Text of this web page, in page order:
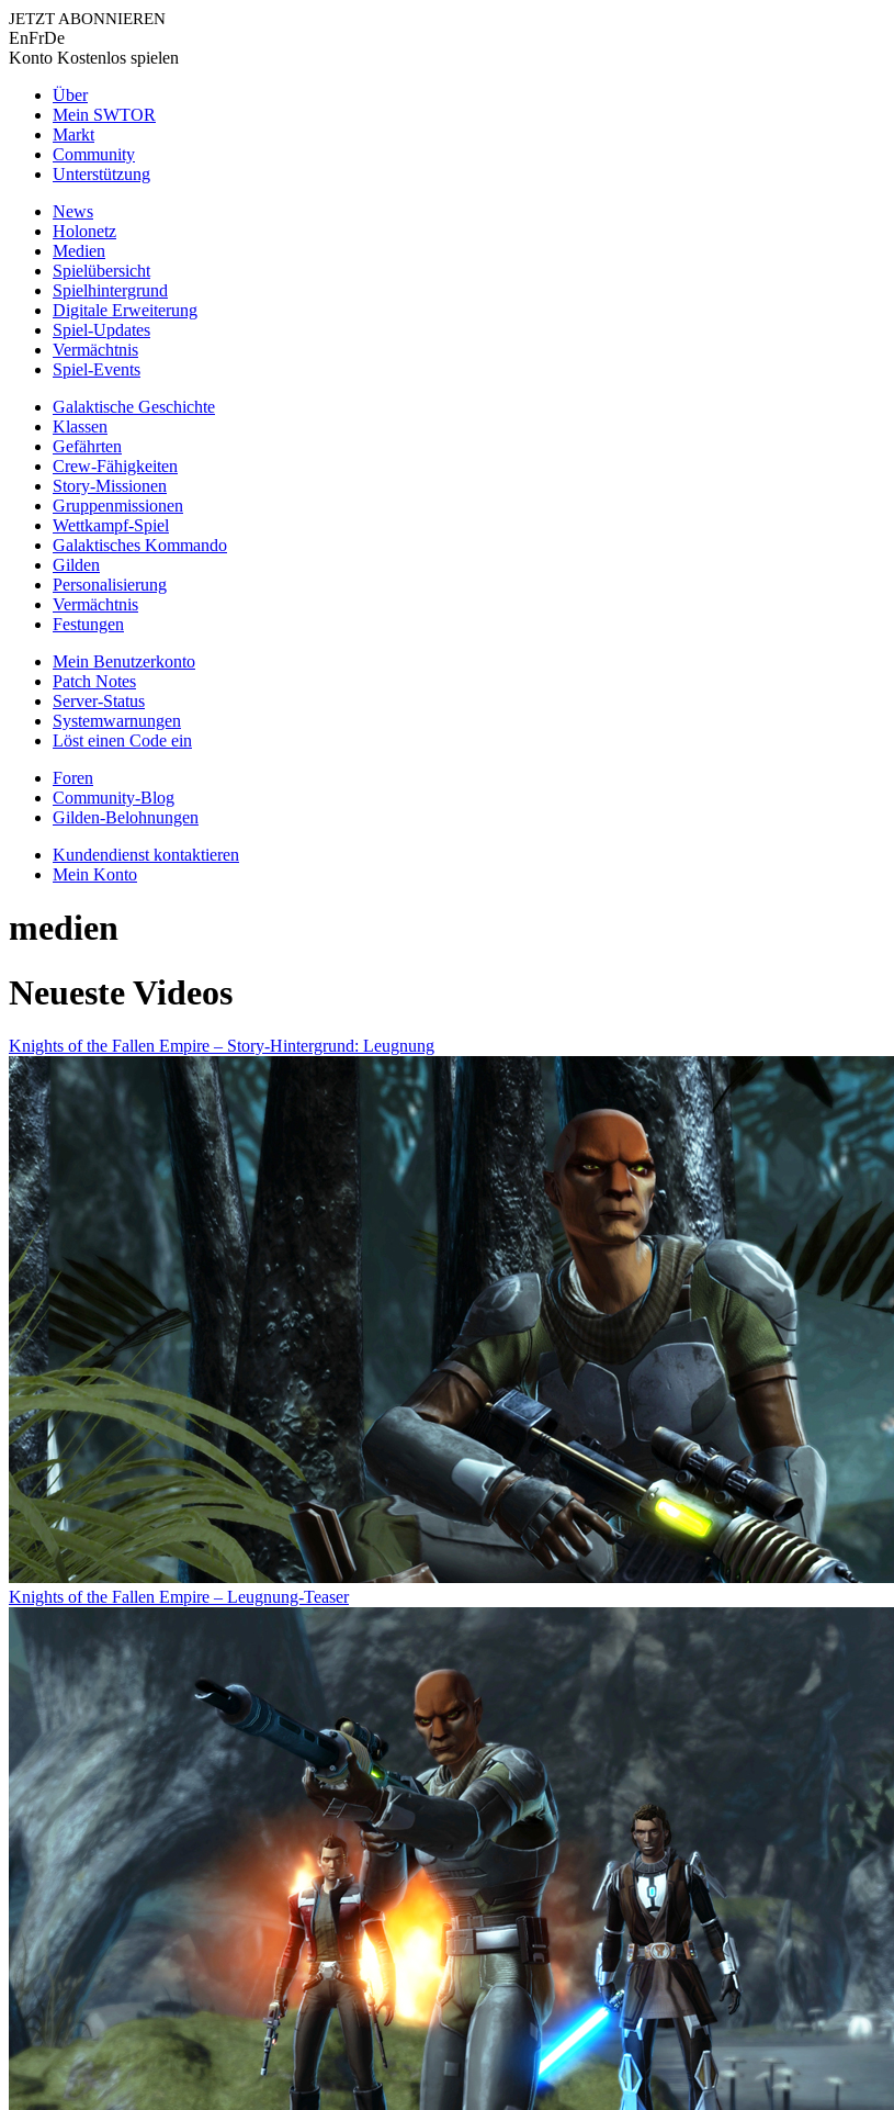
JETZT ABONNIEREN
EnFrDe
Konto Kostenlos spielen
Über
Mein SWTOR
Markt
Community
Unterstützung
News
Holonetz
Medien
Spielübersicht
Spielhintergrund
Digitale Erweiterung
Spiel-Updates
Vermächtnis
Spiel-Events
Galaktische Geschichte
Klassen
Gefährten
Crew-Fähigkeiten
Story-Missionen
Gruppenmissionen
Wettkampf-Spiel
Galaktisches Kommando
Gilden
Personalisierung
Vermächtnis
Festungen
Mein Benutzerkonto
Patch Notes
Server-Status
Systemwarnungen
Löst einen Code ein
Foren
Community-Blog
Gilden-Belohnungen
Kundendienst kontaktieren
Mein Konto
medien
Neueste Videos
Knights of the Fallen Empire – Story-Hintergrund: Leugnung
Knights of the Fallen Empire – Leugnung-Teaser